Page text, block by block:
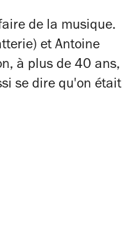
de la musique.
et Antoine
à plus de 40 ans,
se dire qu'on était